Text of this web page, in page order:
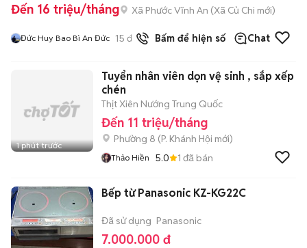
Đến 16 triệu/tháng Xã Phước Vĩnh An (Xã Củ Chi mới)
Đức Huy Bao Bì An Đức 15 đã bánBấm để hiện số Chat
1 phút trước
Tuyển nhân viên dọn vệ sinh , sắp xếp
chén
Thịt Xiên Nướng Trung Quốc
Đến 11 triệu/tháng
Phường 8 (P. Khánh Hội mới)
Thảo Hiền 5.0 1 đã bán
Bếp từ Panasonic KZ-KG22C
Đã sử dụng Panasonic
7.000.000 đ